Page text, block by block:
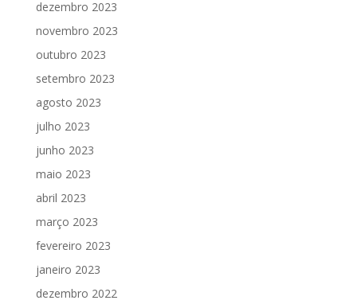
dezembro 2023
novembro 2023
outubro 2023
setembro 2023
agosto 2023
julho 2023
junho 2023
maio 2023
abril 2023
março 2023
fevereiro 2023
janeiro 2023
dezembro 2022